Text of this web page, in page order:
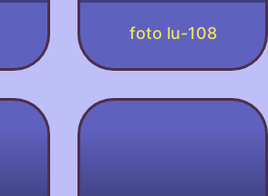
foto lu-108